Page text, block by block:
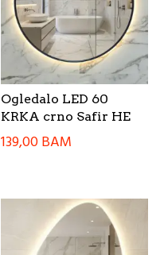
Ogledalo LED 60
KRKA crno Safir HE
139,00BAM